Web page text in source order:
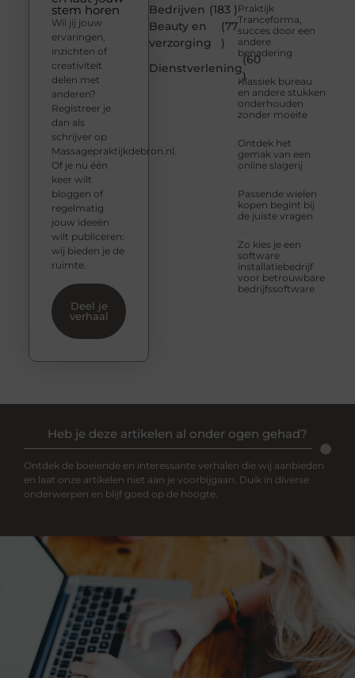
Bedrijven (183 )
Beauty en
verzorging
(77
)
Dienstverlening
(60
)
Praktijk
Tranceforma,
succes door een
andere
benadering
Klassiek bureau
en andere stukken
onderhouden
zonder moeite
Ontdek het
gemak van een
online slagerij
Passende wielen
kopen begint bij
de juiste vragen
Zo kies je een
software
installatiebedrijf
voor betrouwbare
bedrijfssoftware
stem horen
Wil jij jouw
ervaringen,
inzichten of
creativiteit
delen met
anderen?
Registreer je
dan als
schrijver op
Massagepraktijkdebron.nl.
Of je nu één
keer wilt
bloggen of
regelmatig
jouw ideeën
wilt publiceren:
wij bieden je de
ruimte.
Deel je
verhaal
Heb je deze artikelen al onder ogen gehad?
Ontdek de boeiende en interessante verhalen die wij aanbieden
en laat onze artikelen niet aan je voorbijgaan. Duik in diverse
onderwerpen en blijf goed op de hoogte.